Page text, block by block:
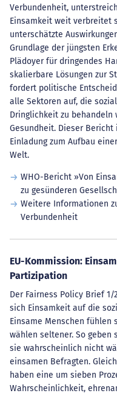
Verbundenheit,
Einsamkeit weit verbreitet
unterschätzte
Grundlage der jüngsten
Plädoyer für dringendes
skalierbare Lösungen zur
fordert politische
alle Sektoren auf, die
Dringlichkeit zu
Gesundheit. Dieser
Einladung zum Aufbau
Welt.
WHO-Bericht »Von
zu gesünderen
Weitere Informationen
Verbundenheit
EU-Kommission:
Partizipation
Der Fairness Policy Brief
sich Einsamkeit auf die
Einsame Menschen
wählen seltener. So geben
sie wahrscheinlich nicht
einsamen Befragten.
haben eine um sieben
Wahrscheinlichkeit,